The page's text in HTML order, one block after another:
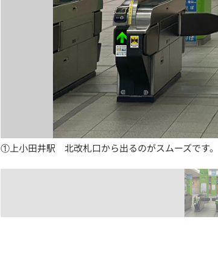
①上小田井駅　北改札口から出るのがスムーズです。